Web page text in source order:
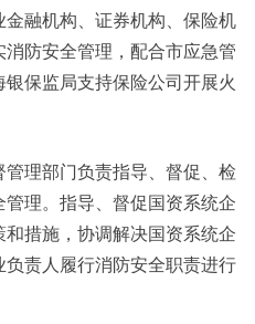
融机构、证券机构、保险机
防安全管理，配合市应急管
保监局支持保险公司开展火
理部门负责指导、督促、检
理。指导、督促国资系统企
措施，协调解决国资系统企
责人履行消防安全职责进行